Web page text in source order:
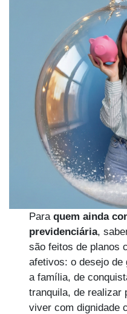
Paraquem ainda
previdenciária,
são feitos de planos
afetivos: o desejo de
a família, de
tranquila, de realizar
viver com dignidade